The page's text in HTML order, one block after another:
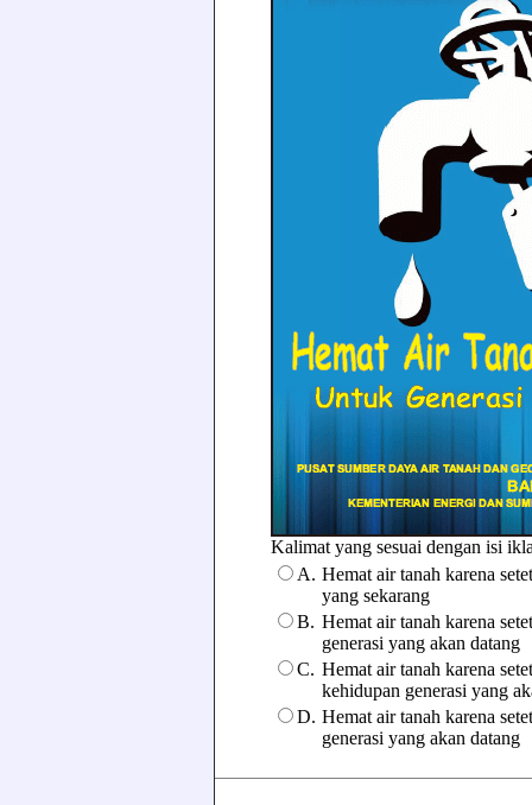
Kalimat yang sesuai dengan isi
A. Hemat air tanah karena
yang sekarang
B. Hemat air tanah karena
generasi yang akan datang
C. Hemat air tanah karena
kehidupan generasi yang
D. Hemat air tanah karena
generasi yang akan datang